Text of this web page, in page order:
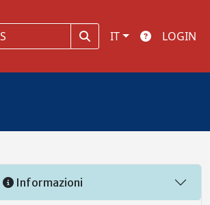
IT LOGIN
Informazioni